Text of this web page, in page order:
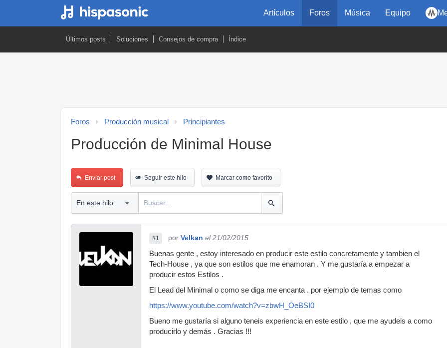
Artículos Foros Música Equipo
Últimos posts Soluciones Consejos de compra Índice
Foros Producción musical Principiantes
Producción de Minimal House
Enviar post Seguir este hilo Marcar como favorito
#1 por Velkan el 21/02/2015
Buenas gente , estoy interesado en producir este estilo concretamente y tambien el
Tech-House , ya que son estilos que me enamoran . Y me gustaría a empezar a
producir estos Estilos .
El Lead del Minimal o como se diga me encanta . por ejemplo de temas como
https://www.youtube.com/watch?v=zbwH_OeBSI0
Bueno me gustaría si alguno teneis experiencia en este estilo , que me ayudeis a como
producirlo y demás . Gracias !!!